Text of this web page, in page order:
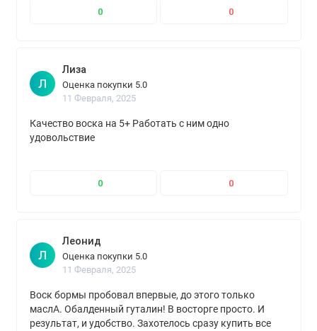
0 0
Л
Лиза
Оценка покупки 5.0
11 Февраля, 2025
Качество воска на 5+ Работать с ним одно
удовольствие
0 0
Л
Леонид
Оценка покупки 5.0
11 Февраля, 2025
Воск бормы пробовал впервые, до этого только
маслА. Обалденный гуталин! В восторге просто. И
результат, и удобство. Захотелось сразу купить все